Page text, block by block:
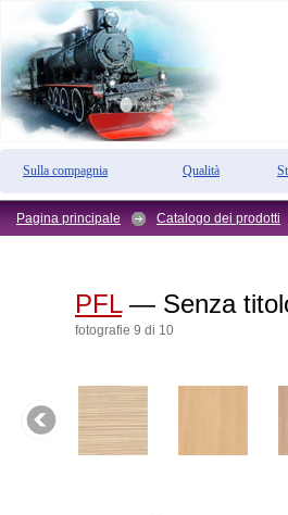
Sulla compagnia Qualità
Pagina principale Catalogo dei prodotti
PFL— Senza
fotografie 9 di 10